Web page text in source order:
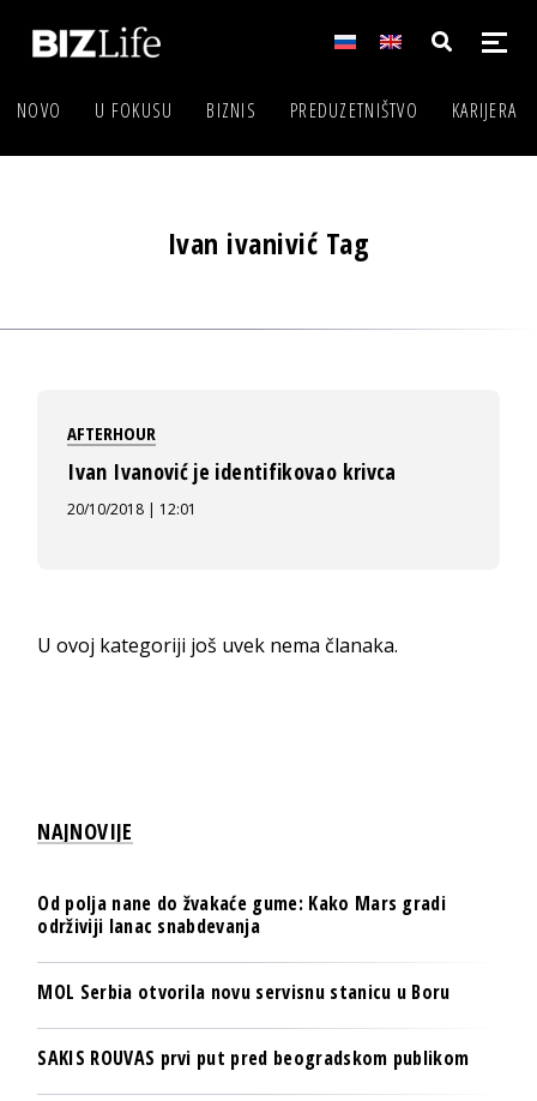
NOVO U FOKUSU BIZNIS PREDUZETNIŠTVO KARIJERA
Ivan ivanivić Tag
AFTERHOUR
Ivan Ivanović je identifikovao krivca
20/10/2018 | 12:01
U ovoj kategoriji još uvek nema članaka.
NAJNOVIJE
Od polja nane do žvakaće gume: Kako Mars gradi
održiviji lanac snabdevanja
MOL Serbia otvorila novu servisnu stanicu u Boru
SAKIS ROUVAS prvi put pred beogradskom publikom